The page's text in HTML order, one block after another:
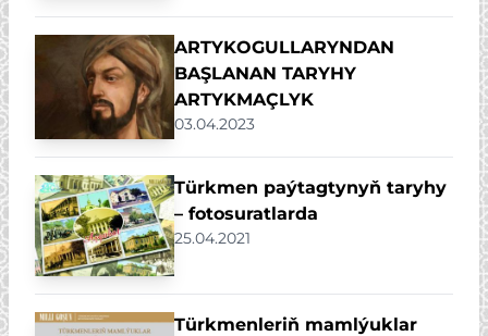
ARTYKOGULLARYNDAN
BAŞLANAN TARYHY
ARTYKMAÇLYK
03.04.2023
Türkmen paýtagtynyň taryhy
– fotosuratlarda
25.04.2021
Türkmenleriň mamlýuklar